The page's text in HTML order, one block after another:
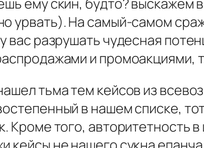
ему скин, будто? выскажем
урвать). На самый-самом
вас разрушать чудесная
и промоакциями,
тьма тем кейсов из
в нашем списке,
Кроме того, авторитетность